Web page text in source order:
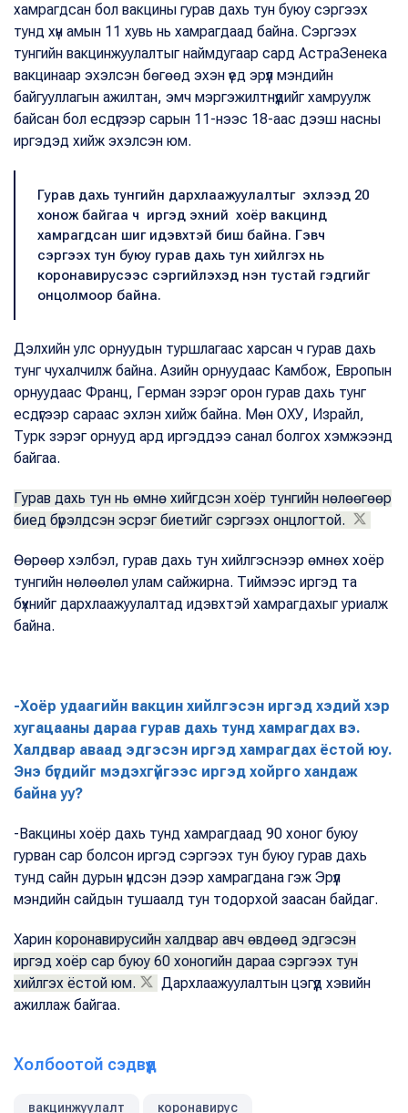
хамрагдсан бол вакцины гурав дахь тун буюу сэргээх
тунд хүн амын 11 хувь нь хамрагдаад байна. Сэргээх
тунгийн вакцинжуулалтыг наймдугаар сард АстраЗенека
вакцинаар эхэлсэн бөгөөд эхэн үед эрүүл мэндийн
байгууллагын ажилтан, эмч мэргэжилтнүүдийг хамруулж
байсан бол есдүгээр сарын 11-нээс 18-аас дээш насны
иргэдэд хийж эхэлсэн юм.
Гурав дахь тунгийн дархлаажуулалтыг эхлээд 20
хонож байгаа ч иргэд эхний хоёр вакцинд
хамрагдсан шиг идэвхтэй биш байна. Гэвч
сэргээх тун буюу гурав дахь тун хийлгэх нь
коронавирусээс сэргийлэхэд нэн тустай гэдгийг
онцолмоор байна.
Дэлхийн улс орнуудын туршлагаас харсан ч гурав дахь
тунг чухалчилж байна. Азийн орнуудаас Камбож, Европын
орнуудаас Франц, Герман зэрэг орон гурав дахь тунг
есдүгээр сараас эхлэн хийж байна. Мөн ОХУ, Израйл,
Турк зэрэг орнууд ард иргэддээ санал болгох хэмжээнд
байгаа.
Гурав дахь тун нь өмнө хийгдсэн хоёр тунгийн нөлөөгөөр
биед бүрэлдсэн эсрэг биетийг сэргээх онцлогтой.
Өөрөөр хэлбэл, гурав дахь тун хийлгэснээр өмнөх хоёр
тунгийн нөлөөлөл улам сайжирна. Тиймээс иргэд та
бүхнийг дархлаажуулалтад идэвхтэй хамрагдахыг уриалж
байна.
-Хоёр удаагийн вакцин хийлгэсэн иргэд хэдий хэр
хугацааны дараа гурав дахь тунд хамрагдах вэ.
Халдвар аваад эдгэсэн иргэд хамрагдах ёстой юу.
Энэ бүгдийг мэдэхгүйгээс иргэд хойрго хандаж
байна уу?
-Вакцины хоёр дахь тунд хамрагдаад 90 хоног буюу
гурван сар болсон иргэд сэргээх тун буюу гурав дахь
тунд сайн дурын үндсэн дээр хамрагдана гэж Эрүүл
мэндийн сайдын тушаалд тун тодорхой заасан байдаг.
Харин коронавирусийн халдвар авч өвдөөд эдгэсэн
иргэд хоёр сар буюу 60 хоногийн дараа сэргээх тун
хийлгэх ёстой юм.
Дархлаажуулалтын цэгүүд хэвийн
ажиллаж байгаа.
Холбоотой сэдвүүд
вакцинжуулалт коронавирус